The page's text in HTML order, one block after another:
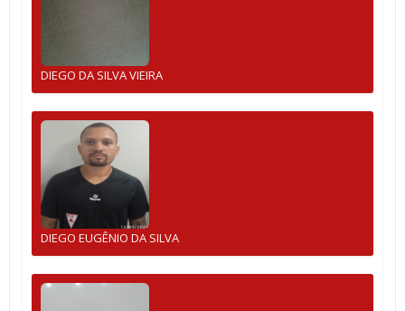
DIEGO DA SILVA VIEIRA
DIEGO EUGÊNIO DA SILVA